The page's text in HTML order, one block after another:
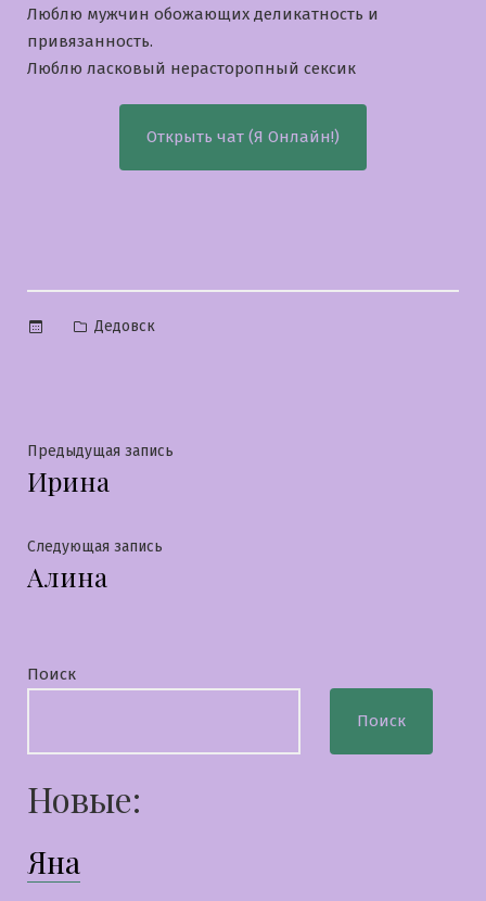
Люблю мужчин обожающих деликатность и
привязанность.
Люблю ласковый нерасторопный сексик
Открыть чат (Я Онлайн!)
Опубликовано
Дедовск
Навигация
по
записям
Предыдущая запись
Ирина
Следующая запись
Алина
Поиск
Поиск
Новые:
Яна